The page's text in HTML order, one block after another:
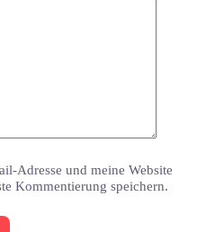
Adresse und meine Website
Kommentierung speichern.